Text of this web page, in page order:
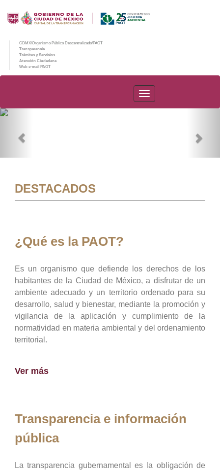
CDMX/Organismo Público Descentralizado/PAOT
Transparencia
Trámites y Servicios
Atención Ciudadana
Web e-mail PAOT
PAOT
DESTACADOS
¿Qué es la PAOT?
Es un organismo que defiende los derechos de los
habitantes de la Ciudad de México, a disfrutar de un
ambiente adecuado y un territorio ordenado para su
desarrollo, salud y bienestar, mediante la promoción y
vigilancia de la aplicación y cumplimiento de la
normatividad en materia ambiental y del ordenamiento
territorial.
Ver más
Transparencia e información
pública
La transparencia gubernamental es la obligación de